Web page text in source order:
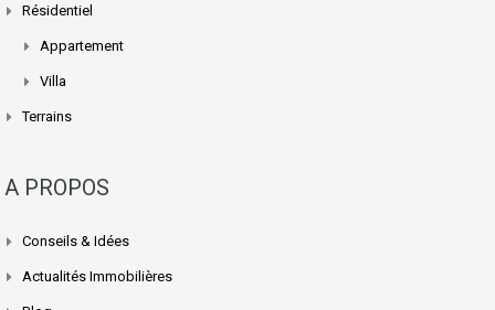
Résidentiel
Appartement
Villa
Terrains
A PROPOS
Conseils & Idées
Actualités Immobilières